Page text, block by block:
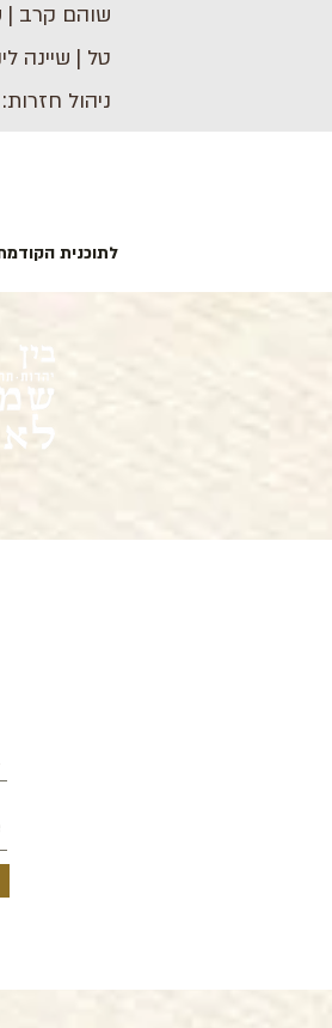
שוהם קרב |
טל | שיינה
ניהול חזרות:
לתוכנית